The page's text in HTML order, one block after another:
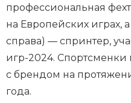
профессиональная
на Европейских играх,
справа) — спринтер,
игр-2024. Спортсменки
с брендом на
года.